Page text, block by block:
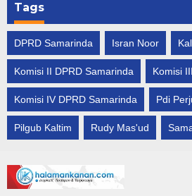
Tags
DPRD Samarinda Isran Noor
Komisi II DPRD Samarinda Komisi
Komisi IV DPRD Samarinda Pdi
Pilgub Kaltim Rudy Mas'ud